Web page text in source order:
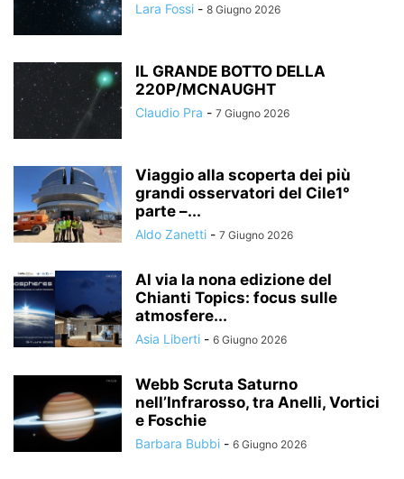
Lara Fossi - 8 Giugno 2026
IL GRANDE BOTTO DELLA
220P/MCNAUGHT
Claudio Pra - 7 Giugno 2026
Viaggio alla scoperta dei più
grandi osservatori del Cile1°
parte –...
Aldo Zanetti - 7 Giugno 2026
Al via la nona edizione del
Chianti Topics: focus sulle
atmosfere...
Asia Liberti - 6 Giugno 2026
Webb Scruta Saturno
nell’Infrarosso, tra Anelli, Vortici
e Foschie
Barbara Bubbi - 6 Giugno 2026